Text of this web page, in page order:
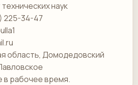
наук
225-34-47
область, Домодедовский
в рабочее время.